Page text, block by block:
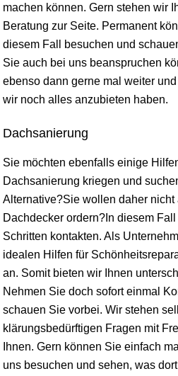
machen können. Gern stehen wir
Beratung zur Seite. Permanent
diesem Fall besuchen und
Sie auch bei uns beanspruchen
ebenso dann gerne mal weiter
wir noch alles anzubieten haben.
Dachsanierung
Sie möchten ebenfalls einige
Dachsanierung kriegen und
Alternative?Sie wollen daher nicht
Dachdecker ordern?In diesem
Schritten kontakten. Als
idealen Hilfen für
an. Somit bieten wir Ihnen
Nehmen Sie doch sofort einmal
schauen Sie vorbei. Wir stehen
klärungsbedürftigen Fragen mit
Ihnen. Gern können Sie einfach
uns besuchen und sehen, was